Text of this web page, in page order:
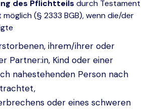
des Pflichtteils durch Testament
(§ 2333 BGB), wenn die/der
ihrem/ihrer oder
Partner:in, Kind oder einer
nahestehenden Person nach
oder eines schweren